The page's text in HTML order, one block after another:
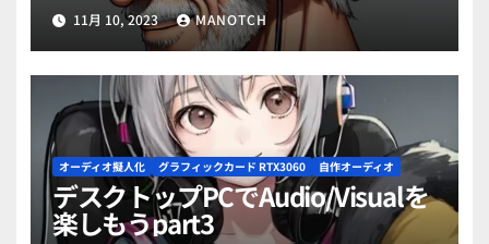
11月 10, 2023 MANOTCH
オーディオ擬人化 グラフィックカード RTX3060 自作オーディオ
デスクトップPCでAudio/Visualを
楽しもうpart3